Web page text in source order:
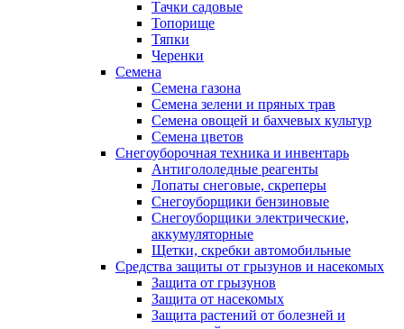
Тачки садовые
Топорище
Тяпки
Черенки
Семена
Семена газона
Семена зелени и пряных трав
Семена овощей и бахчевых культур
Семена цветов
Снегоуборочная техника и инвентарь
Антигололедные реагенты
Лопаты снеговые, скреперы
Снегоуборщики бензиновые
Снегоуборщики электрические,
аккумуляторные
Щетки, скребки автомобильные
Средства защиты от грызунов и насекомых
Защита от грызунов
Защита от насекомых
Защита растений от болезней и